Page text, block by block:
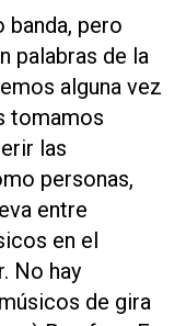
banda, pero
palabras de la
alguna vez
tomamos
las
personas,
entre
en el
No hay
de gira